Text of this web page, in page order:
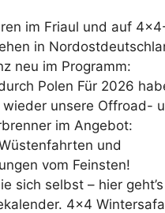
im Friaul und auf
in
neu im Programm:
Polen Für 2026
unsere Offroad-
im Angebot:
und
vom Feinsten!
sich selbst – hier
4×4